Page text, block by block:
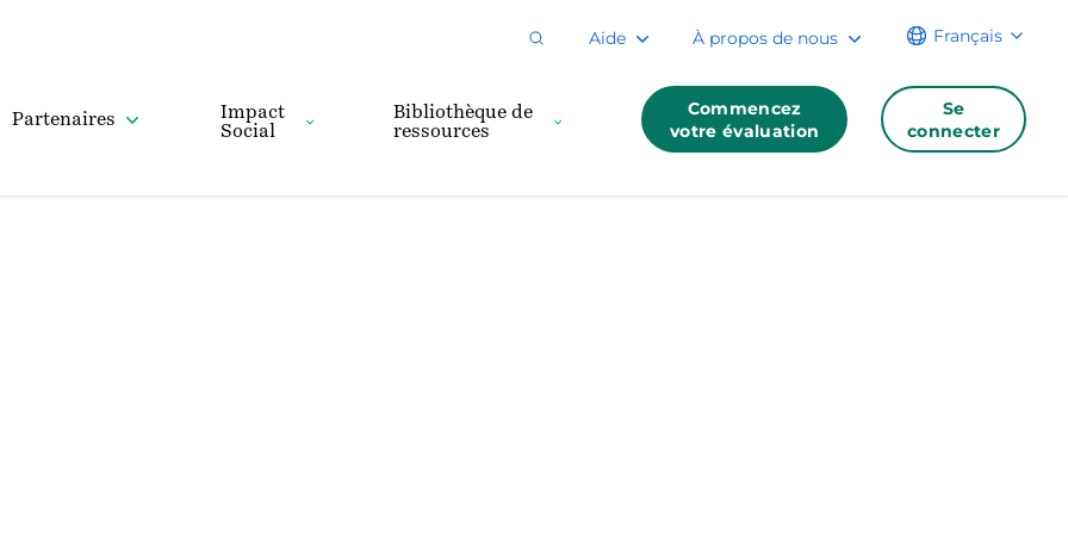
Aide À propos de nous Français
Partenaires
Impact
Social
Bibliothèque de
ressources
Commencez
votre évaluation
Se
connecter